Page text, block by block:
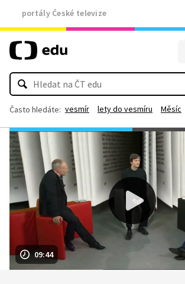
portály České televize
Často hledáte: vesmír lety do vesmíru Měsíc
09:44